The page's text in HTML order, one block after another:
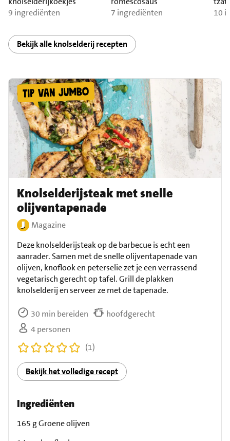
9 ingrediënten
7 ingrediënten
10
Bekijk alle knolselderij recepten
Knolselderijsteak met snelle
olijventapenade
Magazine
Deze knolselderijsteak op de barbecue is echt een
aanrader. Samen met de snelle olijventapenade van
olijven, knoflook en peterselie zet je een verrassend
vegetarisch gerecht op tafel. Grill de plakken
knolselderij en serveer ze met de tapenade.
30 min bereiden
hoofdgerecht
4 personen
(1)
Bekijk het volledige recept
Ingrediënten
165 g Groene olijven